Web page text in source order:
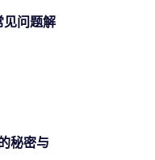
见问题解
秘密与